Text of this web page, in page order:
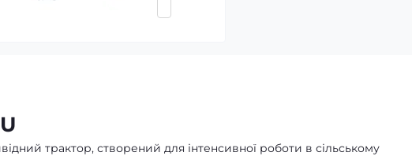
трактор, створений для інтенсивної роботи в сільському